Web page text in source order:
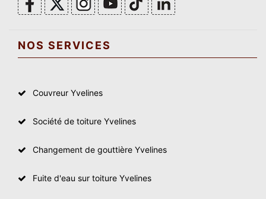
NOS SERVICES
Couvreur Yvelines
Société de toiture Yvelines
Changement de gouttière Yvelines
Fuite d'eau sur toiture Yvelines